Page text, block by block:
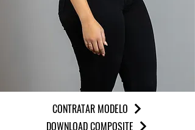
CONTRATAR MODELO
DOWNLOAD COMPOSITE